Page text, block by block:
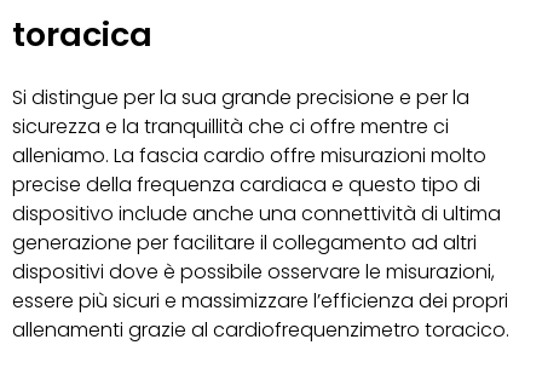
toracica
Si distingue per la sua grande precisione e per la
sicurezza e la tranquillità che ci offre mentre ci
alleniamo. La fascia cardio offre misurazioni molto
precise della frequenza cardiaca e questo tipo di
dispositivo include anche una connettività di ultima
generazione per facilitare il collegamento ad altri
dispositivi dove è possibile osservare le misurazioni,
essere più sicuri e massimizzare l’efficienza dei propri
allenamenti grazie al cardiofrequenzimetro toracico.